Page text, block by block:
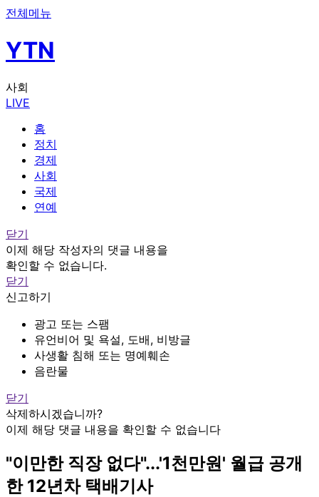
전체메뉴
YTN
사회
LIVE
홈
정치
경제
사회
국제
연예
닫기
이제 해당 작성자의 댓글 내용을
확인할 수 없습니다.
닫기
신고하기
광고 또는 스팸
유언비어 및 욕설, 도배, 비방글
사생활 침해 또는 명예훼손
음란물
닫기
삭제하시겠습니까?
이제 해당 댓글 내용을 확인할 수 없습니다
"이만한 직장 없다"...'1천만원' 월급 공개
한 12년차 택배기사